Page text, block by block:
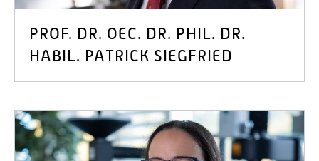
PROF. DR. OEC. DR. PHIL. DR.
HABIL. PATRICK SIEGFRIED